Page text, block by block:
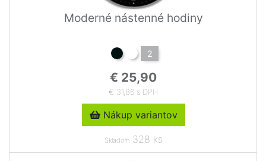
Moderné nástenné hodiny
2
€ 25,90
€ 31,86 s DPH
Nákup variantov
Skladom328 ks